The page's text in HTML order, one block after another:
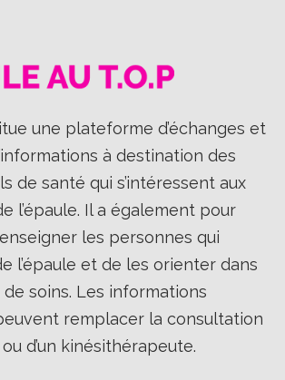
une plateforme d’échanges et
à destination des
de santé qui s’intéressent aux
l’épaule. Il a également pour
les personnes qui
l’épaule et de les orienter dans
soins. Les informations
remplacer la consultation
d’un kinésithérapeute.